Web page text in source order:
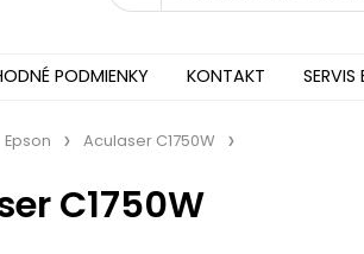
PODMIENKY KONTAKT SERVIS
Epson Aculaser C1750W
C1750W